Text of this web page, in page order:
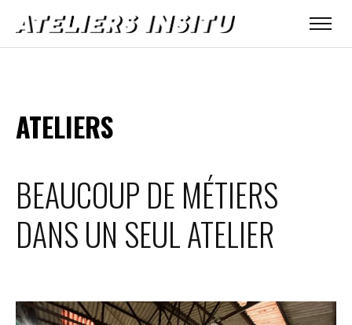
ATELIERS
BEAUCOUP DE MÉTIERS
DANS UN SEUL ATELIER